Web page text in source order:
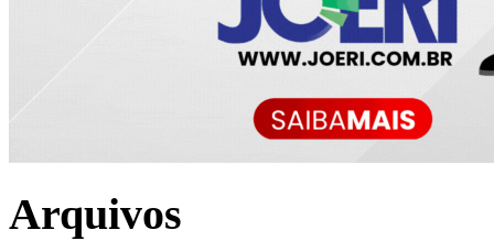
Arquivos